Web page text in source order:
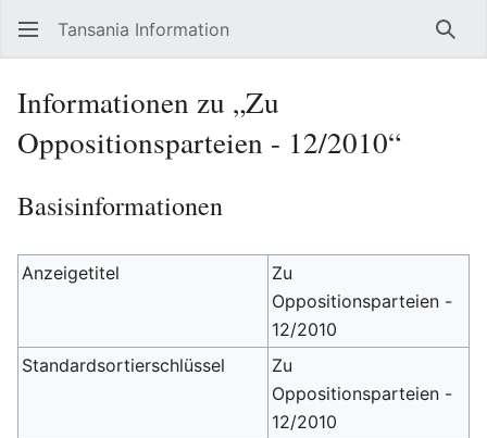
Tansania Information
Informationen zu „Zu
Oppositionsparteien - 12/2010“
Basisinformationen
Anzeigetitel
Zu
Oppositionsparteien -
12/2010
Standardsortierschlüssel
Zu
Oppositionsparteien -
12/2010